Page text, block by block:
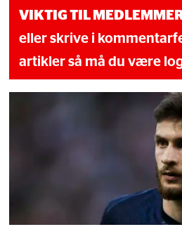
VIKTIG TIL
eller skrive i
artikler så må du være